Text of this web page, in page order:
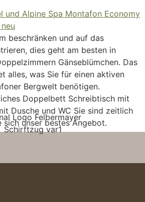
beschränken und auf das
dies geht am besten in
Gänseblümchen. Das
alles, was Sie für einen aktiven
Bergwelt benötigen.
Doppelbett Schreibtisch mit
Dusche und WC Sie sind zeitlich
sich unser bestes Angebot.